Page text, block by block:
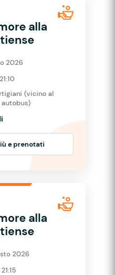
alla
2026
(vicino al
e prenotati
alla
2026